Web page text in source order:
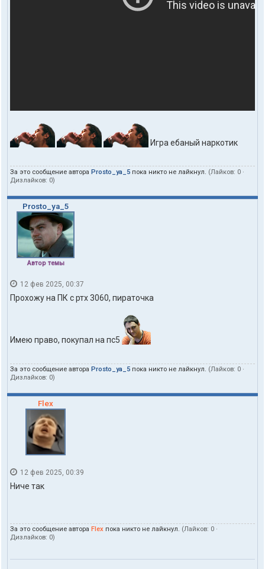
Игра ебаный наркотик
За это сообщение автора Prosto_ya_5 пока никто не лайкнул. (Лайков: 0 ·
Дизлайков: 0)
Prosto_ya_5
Автор темы
12 фев 2025, 00:37
Прохожу на ПК с ртх 3060, пираточка
Имею право, покупал на пс5
За это сообщение автора Prosto_ya_5 пока никто не лайкнул. (Лайков: 0 ·
Дизлайков: 0)
Flex
12 фев 2025, 00:39
Ниче так
За это сообщение автора Flex пока никто не лайкнул. (Лайков: 0 ·
Дизлайков: 0)